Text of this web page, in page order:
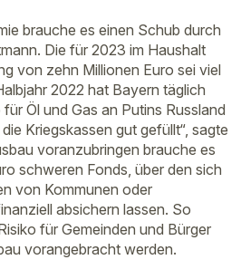
brauche es einen Schub durch
Die für 2023 im Haushalt
von zehn Millionen Euro sei viel
2022 hat Bayern täglich
Öl und Gas an Putins Russland
Kriegskassen gut gefüllt“, sagte
voranzubringen brauche es
schweren Fonds, über den sich
von Kommunen oder
absichern lassen. So
für Gemeinden und Bürger
vorangebracht werden.